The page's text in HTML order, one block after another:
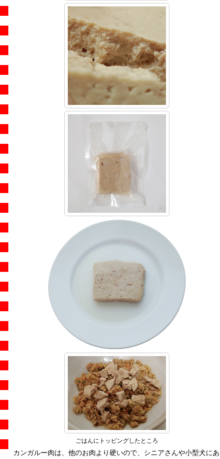
ごはんにトッピングしたところ
カンガルー肉は、他のお肉より硬いので、シニアさんや小型犬にあ